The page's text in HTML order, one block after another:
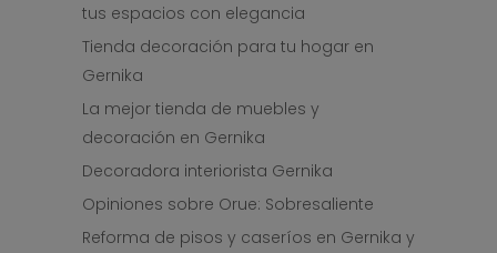
tus espacios con elegancia
Tienda decoración para tu hogar en
Gernika
La mejor tienda de muebles y
decoración en Gernika
Decoradora interiorista Gernika
Opiniones sobre Orue: Sobresaliente
Reforma de pisos y caseríos en Gernika y